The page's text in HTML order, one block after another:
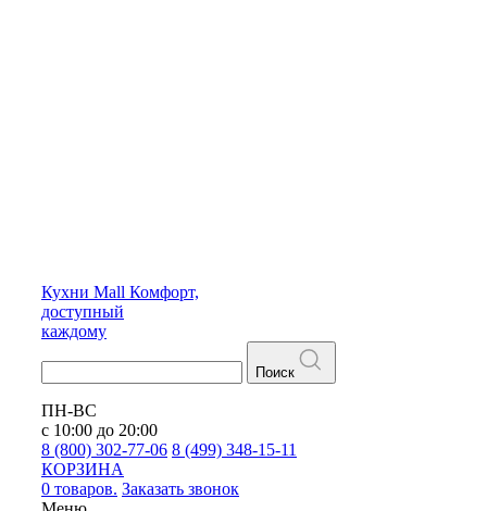
Кухни Mall Комфорт,
доступный
каждому
Поиск
ПН-ВС
с 10:00 до 20:00
8 (800) 302-77-06 8 (499) 348-15-11
КОРЗИНА
0 товаров. Заказать звонок